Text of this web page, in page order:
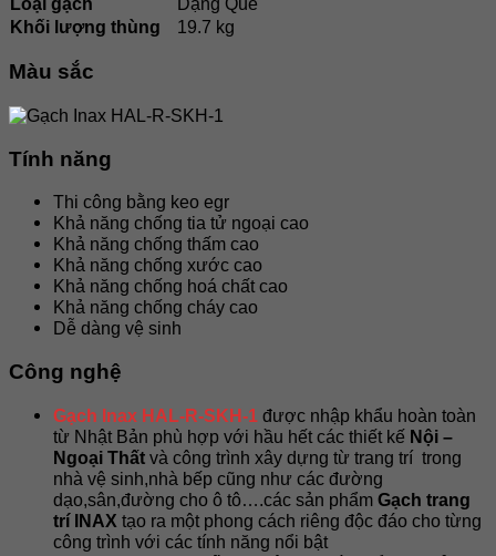
Loại gạch
Dạng Que
Khối lượng thùng
19.7 kg
Màu sắc
Tính năng
Thi công bằng keo egr
Khả năng chống tia tử ngoại cao
Khả năng chống thấm cao
Khả năng chống xước cao
Khả năng chống hoá chất cao
Khả năng chống cháy cao
Dễ dàng vệ sinh
Công nghệ
Gạch Inax HAL-R-SKH-1 được nhập khẩu hoàn toàn
từ Nhật Bản phù hợp với hầu hết các thiết kế Nội –
Ngoại Thất và công trình xây dựng từ trang trí trong
nhà vệ sinh,nhà bếp cũng như các đường
dạo,sân,đường cho ô tô….các sản phẩm Gạch trang
trí INAX tạo ra một phong cách riêng độc đáo cho từng
công trình với các tính năng nổi bật